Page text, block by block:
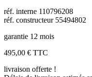
réf. interne 110796208
réf. constructeur 55494802
garantie 12 mois
495,00 € TTC
livraison offerte !